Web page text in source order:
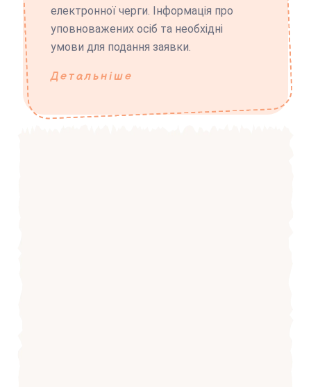
електронної черги. Інформація про
уповноважених осіб та необхідні
умови для подання заявки.
Детальніше